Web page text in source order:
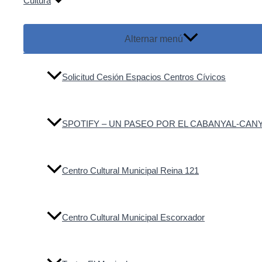
Alternar menú
Solicitud Cesión Espacios Centros Cívicos
SPOTIFY – UN PASEO POR EL CABANYAL-
Centro Cultural Municipal Reina 121
Centro Cultural Municipal Escorxador